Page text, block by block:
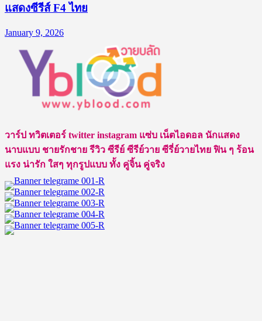
แสดงซีรีส์ F4 ไทย
January 9, 2026
วาร์ป ทวิตเตอร์ twitter instagram แซ่บ เน็ตไอดอล นักแสดง
นาบแบบ ชายรักชาย รีวิว ซีรีย์ ซีรีย์วาย ซีรี่ย์วายไทย ฟิน ๆ ร้อน
แรง น่ารัก ใสๆ ทุกรูปแบบ ทั้ง คู่จิ้น คู่จริง